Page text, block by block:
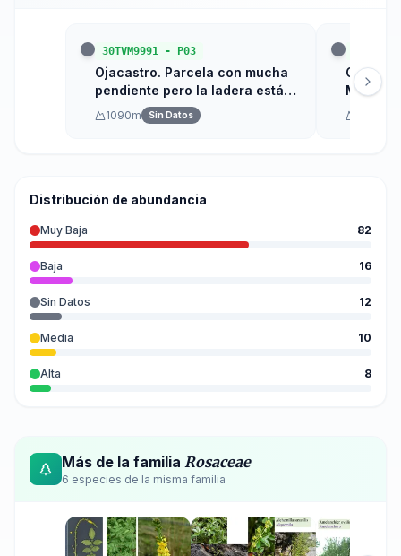
30TVM9991 - P03
Ojacastro. Parcela con mucha
pendiente pero la ladera está
abancalada porque antes fue
cultivada.
1090m Sin Datos
Distribución de abundancia
Muy Baja 82
Baja 16
Sin Datos 12
Media 10
Alta 8
Más de la familia Rosaceae
6 especies de la misma familia